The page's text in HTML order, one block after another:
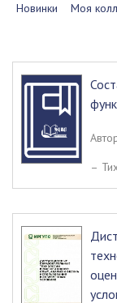
Новинки Моя
–